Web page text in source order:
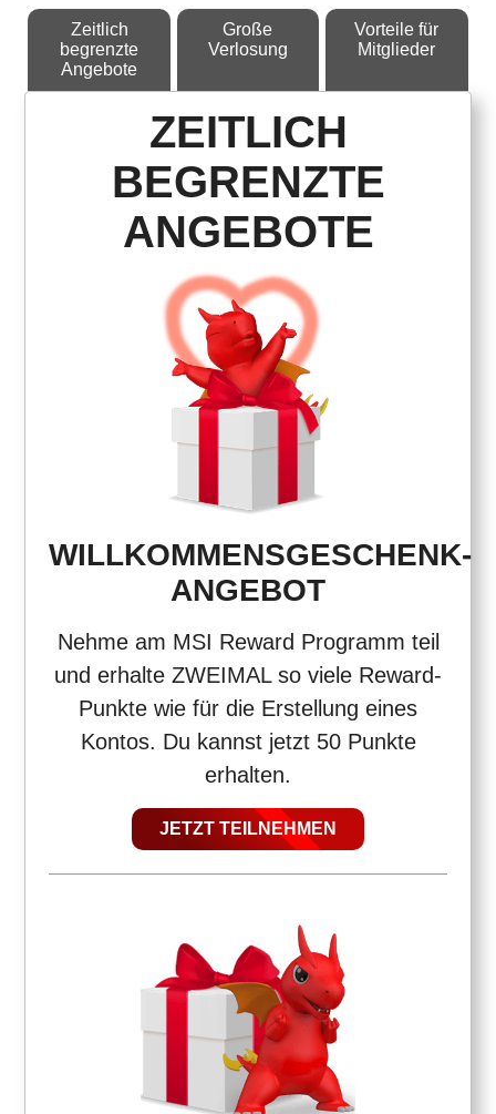
Zeitlich
begrenzte
Angebote
Große
Verlosung
Vorteile für
Mitglieder
ZEITLICH
BEGRENZTE
ANGEBOTE
WILLKOMMENSGESCHENK-
ANGEBOT
Nehme am MSI Reward Programm teil
und erhalte ZWEIMAL so viele Reward-
Punkte wie für die Erstellung eines
Kontos. Du kannst jetzt 50 Punkte
erhalten.
JETZT TEILNEHMEN